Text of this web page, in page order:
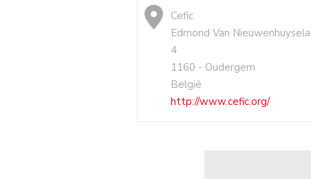
Cefic
Edmond Van
4
1160 - Oudergem
België
http://www.cefic.org/